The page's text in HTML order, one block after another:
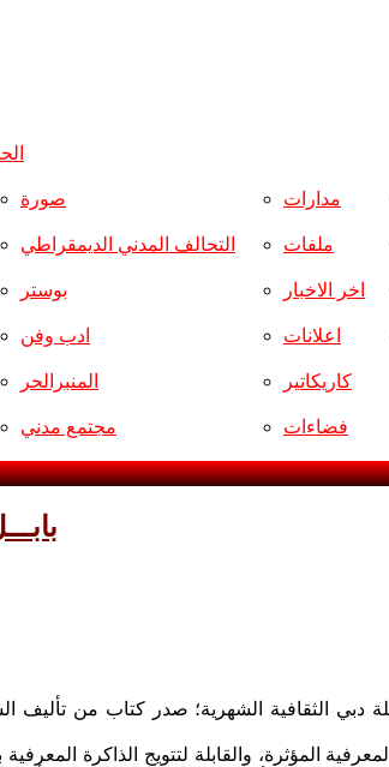
صورة
التحالف المدني الديمقراطي
بوستر
ادب وفن
المنبرالحر
مجتمع مدني
مدارات
ملفات
اخر الاخبار
اعلانات
كاريكاتير
فضاءات
الثقافية الشهرية؛ صدر كتاب من تأليف
المؤثرة، والقابلة لتتويج الذاكرة